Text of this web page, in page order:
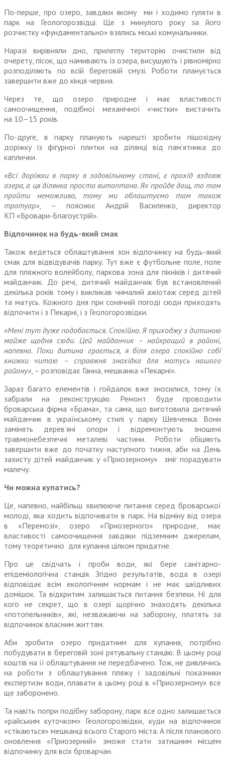
По-перше, про озеро, завдяки якому ми і ходимо гуляти в
парк на Геологорозвідці. Ще з минулого року за його
розчистку «фундаментально» взялись міські комунальники.
Наразі вирівняли дно, прилеглу територію очистили від
очерету, пісок, що намивають із озера, висушують і рівномірно
розподіляють по всій береговій смузі. Роботи планується
завершити вже до кінця червня.
Через те, що озеро природне і має властивості
самоочищення, подібної механічної «чистки» вистачить
на 10–15 років.
По-друге, в парку планують нарешті зробити пішохідну
доріжку із фігурної плитки на ділянці від пам’ятника до
каплички.
«Всі доріжки в парку в задовільному стані, є прохід вздовж
озера, а ця ділянка просто витоптана. Як пройде дощ, то там
пройти неможливо, тому ми облаштуємо там також
тротуар», – пояснює Андрій Василенко, директор
КП «Бровари-Благоустрій».
Відпочинок на будь-який смак
Також ведеться облаштування зон відпочинку на будь-який
смак для відвідувачів парку. Тут вже є футбольне поле, поле
для пляжного волейболу, паркова зона для пікніків і дитячий
майданчик. До речі, дитячий майданчик був встановлений
декілька років тому і викликав чималий ажіотаж серед дітей
та матусь. Кожного дня при сонячній погоді сюди приходять
відпочити і з Пекарні, і з Геологорозвідки.
«Мені тут дуже подобається. Спокійно. Я приходжу з дитиною
майже щодня сюди. Цей майданчик – найкращий в районі,
напевно. Поки дитина грається, я біля озера спокійно собі
книжки читаю – справжня знахідка для матусь нашого
району», – розповідає Ганна, мешканка «Пекарні».
Зараз багато елементів і гойдалок вже зносилися, тому їх
забрали на реконструкцію. Ремонт буде проводити
броварська фірма «Брама», та сама, що виготовила дитячий
майданчик в українському стилі у парку Шевченка. Вони
замінять дерев’яні опори і відремонтують зношені
травмонебезпечні металеві частини. Роботи обіцяють
завершити вже до початку наступного тижня, аби на День
захисту дітей майданчик у «Приозерному» зміг порадувати
малечу.
Чи можна купатись?
Це, напевно, найбільш хвилююче питання серед броварської
молоді, яка ходить відпочивати в парк. На відміну від озера
в «Перемозі», озеро «Приозерного» природне, має
властивості самоочищення завдяки підземним джерелам,
тому теоретично для купання цілком придатне.
Про це свідчать і проби води, які бере санітарно-
епідеміологічна станція. Згідно результатів, вода в озері
відповідає всім екологічним нормам і не має шкідливих
домішок. Та відкритим залишається питання безпеки. Ні для
кого не секрет, що в озері щорічно знаходять декілька
«потопельників», які, незважаючи на заборону, платять за
відпочинок власним життям.
Аби зробити озеро придатним для купання, потрібно
побудувати в береговій зоні рятувальну станцію. В цьому році
коштів на її облаштування не передбачено. Тож, не дивлячись
на роботи з облаштування пляжу і задовільні показники
експертизи води, плавати в цьому році в «Приозерному» все
ще заборонено.
Та навіть попри подібну заборону, парк все одно залишається
«райським куточком» Геологорозвідки, куди на відпочинок
«стікаються» мешканці всього Старого міста. А після планового
оновлення «Приозерний» зможе стати затишним місцем
відпочинку для всіх броварчан.